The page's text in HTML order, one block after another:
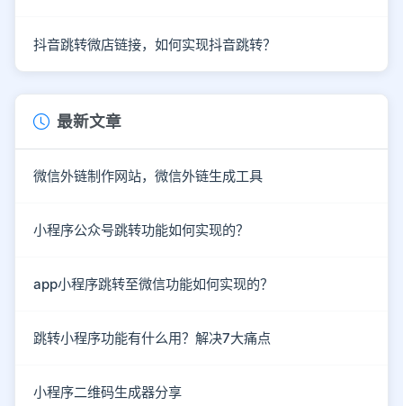
抖音跳转微店链接，如何实现抖音跳转？
最新文章
微信外链制作网站，微信外链生成工具
小程序公众号跳转功能如何实现的？
app小程序跳转至微信功能如何实现的？
跳转小程序功能有什么用？解决7大痛点
小程序二维码生成器分享